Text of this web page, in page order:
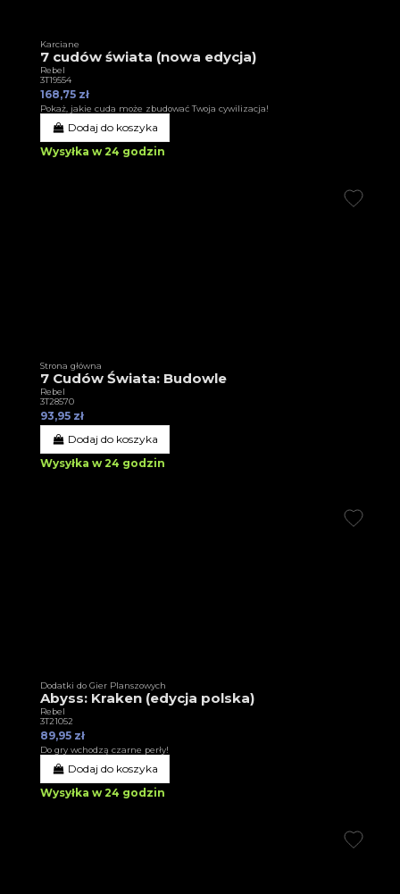
Karciane
7 cudów świata (nowa edycja)
Rebel
3T19554
168,75 zł
Pokaż, jakie cuda może zbudować Twoja cywilizacja!
Dodaj do koszyka
Wysyłka w 24 godzin
Strona główna
7 Cudów Świata: Budowle
Rebel
3T28570
93,95 zł
Dodaj do koszyka
Wysyłka w 24 godzin
Dodatki do Gier Planszowych
Abyss: Kraken (edycja polska)
Rebel
3T21052
89,95 zł
Do gry wchodzą czarne perły!
Dodaj do koszyka
Wysyłka w 24 godzin